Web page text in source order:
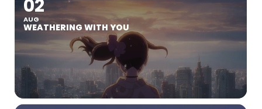
02
AUG
WEATHERING WITH YOU